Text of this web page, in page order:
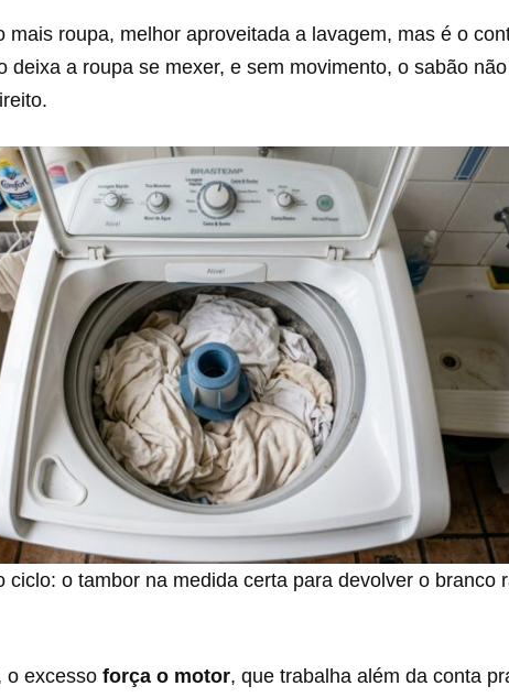
mais roupa, melhor aproveitada a lavagem, mas é o
deixa a roupa se mexer, e sem movimento, o sabão
ciclo: o tambor na medida certa para devolver o branco
o excesso força o motor, que trabalha além da conta